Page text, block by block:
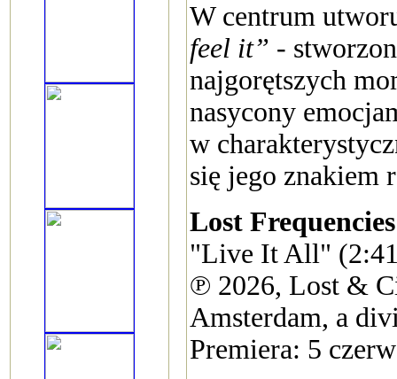
W centrum
feel it” -
najgorętszych
nasycony
w
się jego znakiem
Lost Frequencies
"Live It All"
℗ 2026, Lost &
Amsterdam, a
Premiera: 5